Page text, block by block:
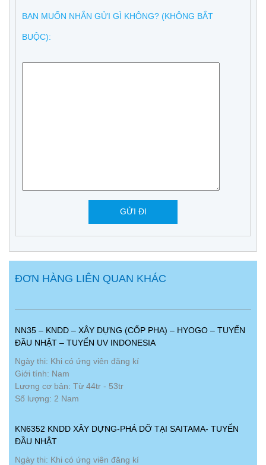
BẠN MUỐN NHẮN GỬI GÌ KHÔNG? (KHÔNG BẮT
BUỘC):
ĐƠN HÀNG LIÊN QUAN KHÁC
NN35 – KNDD – XÂY DỰNG (CỐP PHA) – HYOGO – TUYỂN
ĐẦU NHẬT – TUYỂN UV INDONESIA
Ngày thi: Khi có ứng viên đăng kí
Giới tính: Nam
Lương cơ bản: Từ 44tr - 53tr
Số lượng: 2 Nam
KN6352 KNDD XÂY DỰNG-PHÁ DỠ TẠI SAITAMA- TUYỂN
ĐẦU NHẬT
Ngày thi: Khi có ứng viên đăng kí